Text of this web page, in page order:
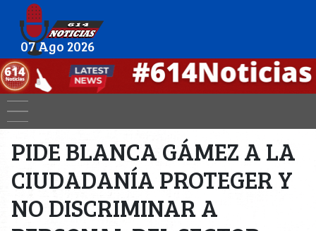
07 Ago 2026
PIDE BLANCA GÁMEZ A LA
CIUDADANÍA PROTEGER Y
NO DISCRIMINAR A